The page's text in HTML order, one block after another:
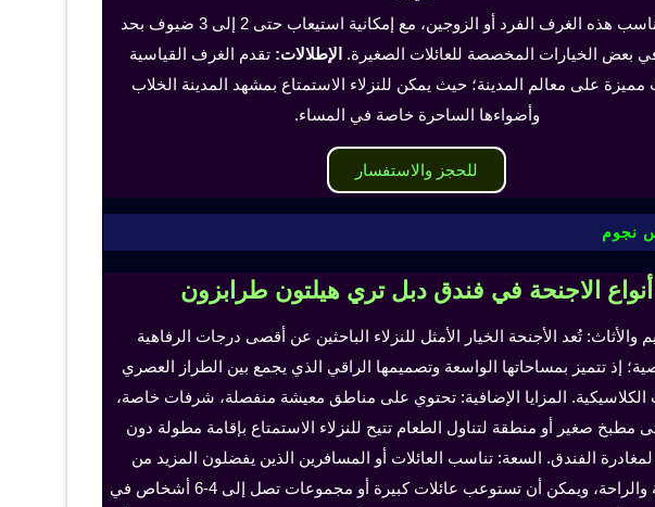
تناسب هذه الغرف الفرد أو الزوجين، مع إمكانية استيعاب حتى 2 إلى 3 ضيوف بحد
بعض الخيارات المخصصة للعائلات الصغيرة. الإطلالات: تقدم الغرف القياسية
مميزة على معالم المدينة؛ حيث يمكن للنزلاء الاستمتاع بمشهد المدينة الخلاب
وأضواءها الساحرة خاصة في المساء.
للحجز والاستفسار
نجوم
أنواع الاجنحة في فندق دبل تري هيلتون طرابزون
والأثاث: تُعد الأجنحة الخيار الأمثل للنزلاء الباحثين عن أقصى درجات الرفاهية
إذ تتميز بمساحاتها الواسعة وتصميمها الراقي الذي يجمع بين الطراز العصري
الكلاسيكية. المزايا الإضافية: تحتوي على مناطق معيشة منفصلة، شرفات خاصة،
مطبخ صغير أو منطقة لتناول الطعام تتيح للنزلاء الاستمتاع بإقامة مطولة دون
لمغادرة الفندق. السعة: تناسب العائلات أو المسافرين الذين يفضلون المزيد من
الخصوصية والراحة، ويمكن أن تستوعب عائلات كبيرة أو مجموعات تصل إلى 4-6 أشخاص في